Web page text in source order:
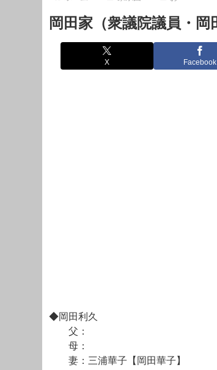
岡田家（衆議院議員・岡
X Facebook
◆岡田利久
父：
母：
妻：三浦華子【岡田華子】